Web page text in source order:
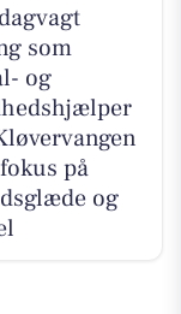
som
og
på
og